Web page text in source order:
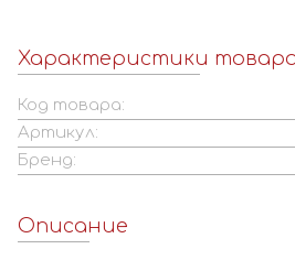
Характеристики
Код товара:
Артикул:
Бренд:
Описание